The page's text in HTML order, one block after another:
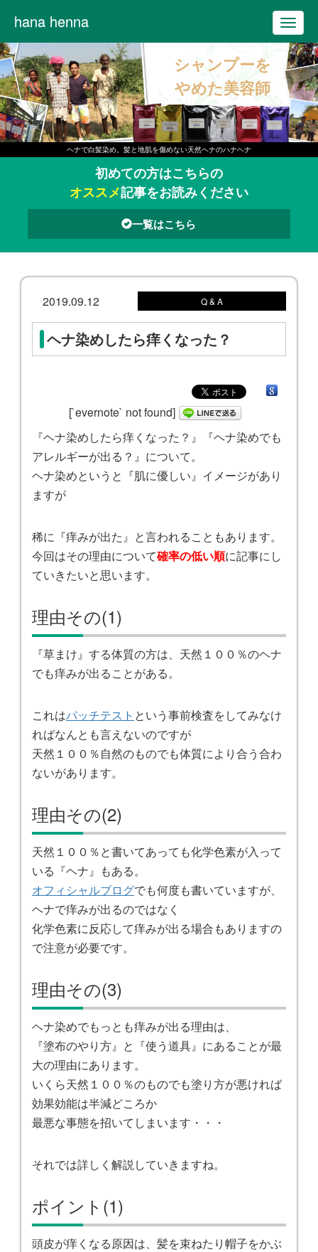
シャンプーを
やめた美容師
T
o
g
g
l
e
n
a
a
t
i
hana henna
ヘナで白髪染め。髪と地肌を傷めない天然ヘナのハナヘナ
初めての方はこちらの
オススメ記事をお読みください
一覧はこちら
2019.09.12 Q & A
ヘナ染めしたら痒くなった？
[`evernote` not found]
『ヘナ染めしたら痒くなった？』『ヘナ染めでも
アレルギーが出る？』について。
ヘナ染めというと『肌に優しい』イメージがあり
ますが
稀に『痒みが出た』と言われることもあります。
今回はその理由について確率の低い順に記事にし
ていきたいと思います。
理由その(1)
『草まけ』する体質の方は、天然１００％のヘナ
でも痒みが出ることがある。
これはパッチテスト という事前検査をしてみなけ
ればなんとも言えないのですが
天然１００％自然のものでも体質により合う合わ
ないがあります。
理由その(2)
天然１００％と書いてあっても化学色素が入って
いる『ヘナ』もある。
オフィシャルブログでも何度も書いていますが、
ヘナで痒みが出るのではなく
化学色素に反応して痒みが出る場合もありますの
で注意が必要です。
理由その(3)
ヘナ染めでもっとも痒みが出る理由は、
『塗布のやり方』と『使う道具』にあることが最
大の理由にあります。
いくら天然１００％のものでも塗り方が悪ければ
効果効能は半減どころか
最悪な事態を招いてしまいます・・・
それでは詳しく解説していきますね。
ポイント(1)
頭皮が痒くなる原因は、髪を束ねたり帽子をかぶ